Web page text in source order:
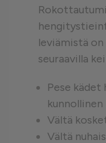
leviämistä
seuraavilla
Pese kädet
kunnollinen
Vältä
Vältä